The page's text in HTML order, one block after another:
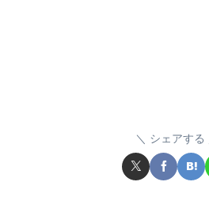
シェアする